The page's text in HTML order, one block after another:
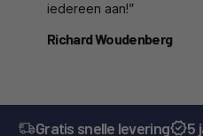
iedereen aan!”
Richard Woudenberg
Gratis snelle levering 5